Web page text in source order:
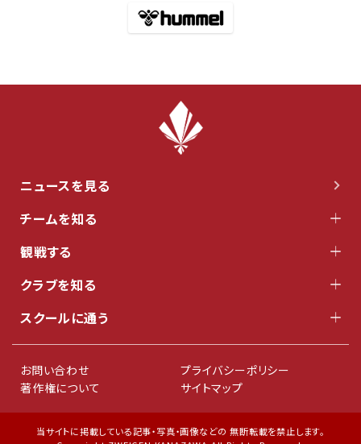
ニュースを見る
チームを知る
観戦する
クラブを知る
スクールに通う
お問い合わせ
プライバシーポリシー
著作権について
サイトマップ
当サイトに掲載している記事・写真・画像などの 無断転載を禁止します。